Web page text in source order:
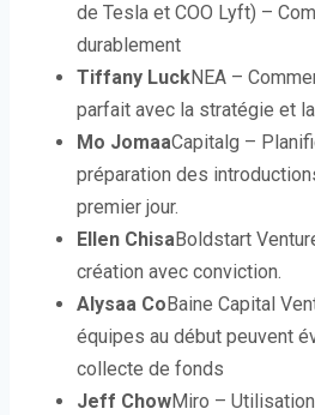
de Tesla et COO Lyft) –
durablement
Tiffany LuckNEA –
parfait avec la stratégie et
Mo JomaaCapitalg –
préparation des
premier jour.
Ellen ChisaBoldstart
création avec conviction.
Alysaa Co Baine Capital
équipes au début peuvent
collecte de fonds
Jeff ChowMiro –